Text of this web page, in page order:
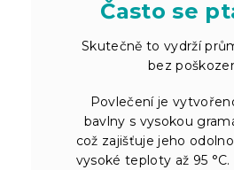
Často se
Skutečně to vydrží
bez
Povlečení je
bavlny s vysokou
což zajišťuje jeho
vysoké teploty až 95